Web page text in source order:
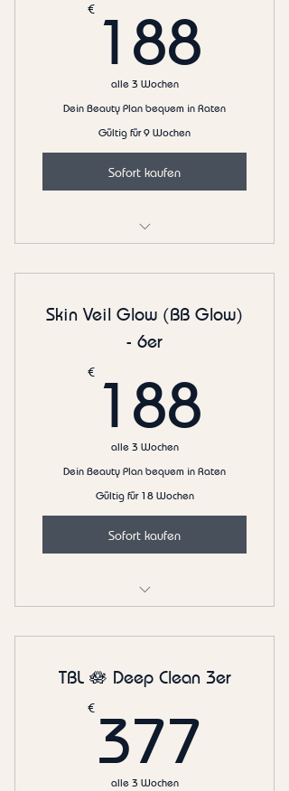
€ 188
alle 3 Wochen
Dein Beauty Plan bequem in Raten
Gültig für 9 Wochen
Sofort kaufen
Skin Veil Glow (BB Glow)
- 6er
€ 188
alle 3 Wochen
Dein Beauty Plan bequem in Raten
Gültig für 18 Wochen
Sofort kaufen
TBL 🪷 Deep Clean 3er
€ 377
alle 3 Wochen